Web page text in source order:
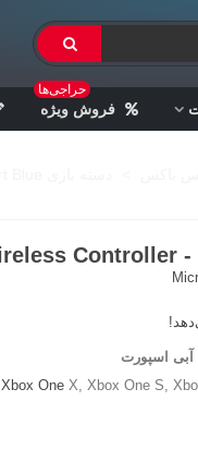
فروش ویژه
حراجی‌ها
اسپورت
Xbox One X, Xbox One S,